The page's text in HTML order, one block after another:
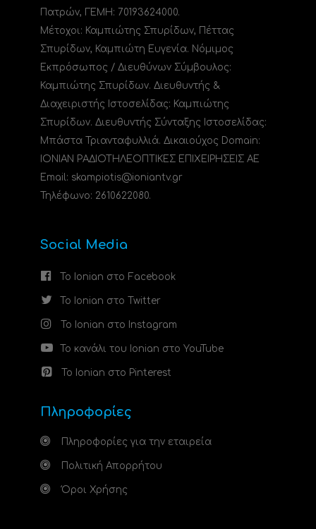
Πατρών, ΓΕΜΗ: 70193624000.
Μέτοχοι: Καμπιώτης Σπυρίδων, Πέττας
Σπυρίδων, Καμπιώτη Ευγενία. Νόμιμος
Εκπρόσωπος / Διευθύνων Σύμβουλος:
Καμπιώτης Σπυρίδων. Διευθυντής &
Διαχειριστής Ιστοσελίδας: Καμπιώτης
Σπυρίδων. Διευθυντής Σύνταξης Ιστοσελίδας:
Μπάστα Τριανταφυλλιά. Δικαιούχος Domain:
ΙΟΝΙΑΝ ΡΑΔΙΟΤΗΛΕΟΠΤΙΚΕΣ ΕΠΙΧΕΙΡΗΣΕΙΣ ΑΕ
Email: skampiotis@ioniantv.gr
Τηλέφωνο: 2610622080.
Social Media
Το Ionian στο Facebook
Το Ionian στο Twitter
Το Ionian στο Instagram
Το κανάλι του Ionian στο YouTube
Το Ionian στο Pinterest
Πληροφορίες
Πληροφορίες για την εταιρεία
Πολιτική Απορρήτου
Όροι Χρήσης